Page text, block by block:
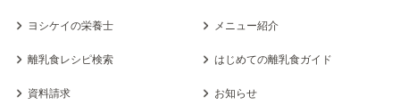
ヨシケイの栄養士 メニュー紹介
離乳食レシピ検索 はじめての離乳食ガイド
資料請求 お知らせ